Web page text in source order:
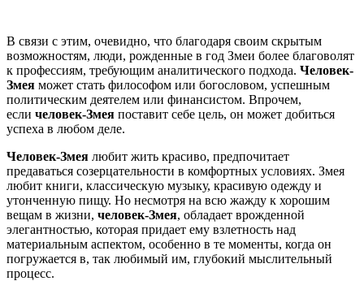
В связи с этим, очевидно, что благодаря своим скрытым
возможностям, люди, рожденные в год Змеи более благоволят
к профессиям, требующим аналитического подхода. Человек-
Змея может стать философом или богословом, успешным
политическим деятелем или финансистом. Впрочем,
если человек-Змея поставит себе цель, он может добиться
успеха в любом деле.
Человек-Змея любит жить красиво, предпочитает
предаваться созерцательности в комфортных условиях. Змея
любит книги, классическую музыку, красивую одежду и
утонченную пищу. Но несмотря на всю жажду к хорошим
вещам в жизни, человек-Змея, обладает врожденной
элегантностью, которая придает ему взлетность над
материальным аспектом, особенно в те моменты, когда он
погружается в, так любимый им, глубокий мыслительный
процесс.